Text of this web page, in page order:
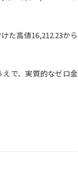
た高値16,212.23から
で、実質的なゼロ金